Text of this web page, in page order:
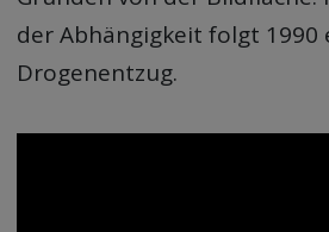
der Abhängigkeit folgt
Drogenentzug.